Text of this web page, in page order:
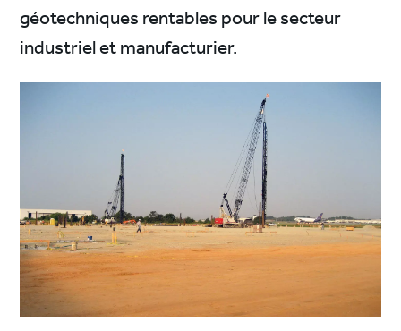
géotechniques rentables pour le secteur
industriel et manufacturier.